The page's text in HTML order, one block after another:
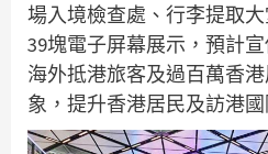
場入境檢查處、行李提取
39塊電子屏幕展示，預計
海外抵港旅客及過百萬香
象，提升香港居民及訪港